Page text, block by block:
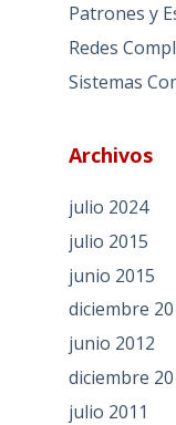
Patrones y
Redes
Sistemas
Archivos
julio 2024
julio 2015
junio 2015
diciembre
junio 2012
diciembre
julio 2011